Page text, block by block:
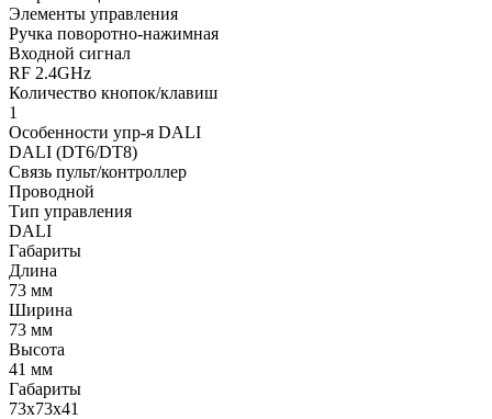
Элементы управления
Ручка поворотно-нажимная
Входной сигнал
RF 2.4GHz
Количество кнопок/клавиш
1
Особенности упр-я DALI
DALI (DT6/DT8)
Связь пульт/контроллер
Проводной
Тип управления
DALI
Габариты
Длина
73 мм
Ширина
73 мм
Высота
41 мм
Габариты
73х73х41